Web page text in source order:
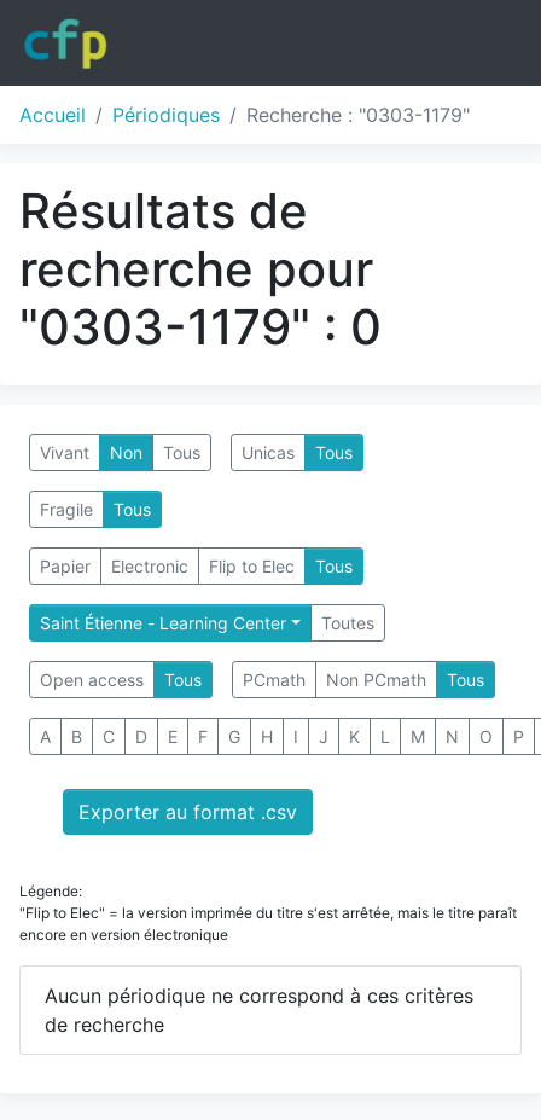
Accueil Périodiques Recherche : "0303-1179"
Résultats de
recherche pour
"0303-1179" : 0
Vivant Non Tous Unicas Tous
Fragile Tous
Papier Electronic Flip to Elec Tous
Saint Étienne - Learning Center Toutes
Open access Tous PCmath Non PCmath Tous
A B C D E F G H I J K L M N O P
Exporter au format .csv
Légende:
"Flip to Elec" = la version imprimée du titre s'est arrêtée, mais le titre paraît
encore en version électronique
Aucun périodique ne correspond à ces critères
de recherche